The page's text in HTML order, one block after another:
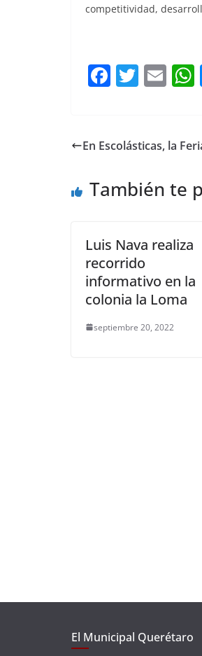
competitividad,
F
e
o
k
T
er
E
l
p
En Escolásticas, la
También te
Luis Nava realiza
recorrido
informativo en la
colonia la Loma
septiembre 20, 2022
El Municipal Querétaro